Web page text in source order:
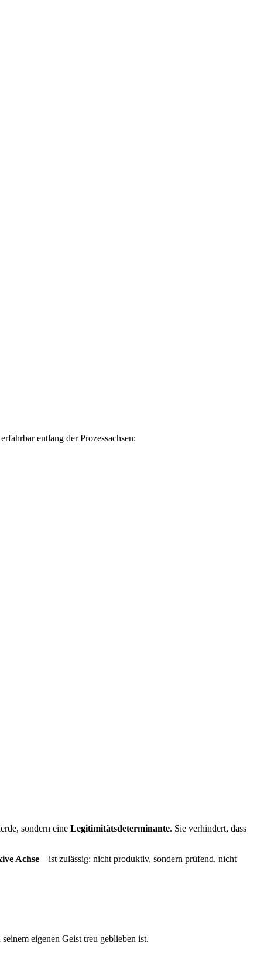
entlang der Prozessachsen:
sondern eine Legitimitätsdeterminante. Sie verhindert, dass
Achse – ist zulässig: nicht produktiv, sondern prüfend, nicht
eigenen Geist treu geblieben ist.